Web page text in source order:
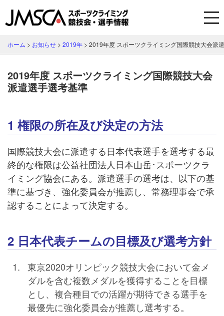
ホーム > お知らせ > 2019年 > 2019年度 スポーツクライミング国際競技大会派
2019年度 スポーツクライミング国際競技大会
派遣選手選考基準
1 権限の所在及び決定の方法
国際競技大会に派遣する日本代表選手を選考する最
終的な権限は公益社団法人日本山岳･スポーツクラ
イミング協会にある。派遣選手の選考は、以下の基
準に基づき、強化委員会が推薦し、常務理事会で承
認することによって決定する。
2 日本代表チームの目標及び選考方針
東京2020オリンピック競技大会において金メ
ダルを含む複数メダルを獲得することを目標
とし、複合種目での活躍が期待できる選手を
最優先に強化委員会が推薦し選考する。